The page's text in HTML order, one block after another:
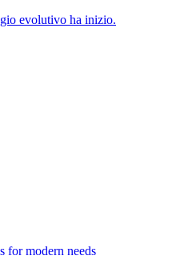
evolutivo ha inizio.
for modern needs